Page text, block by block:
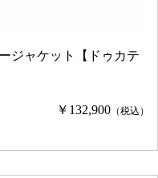
ジャケット【ドゥカテ
￥132,900 （税込）